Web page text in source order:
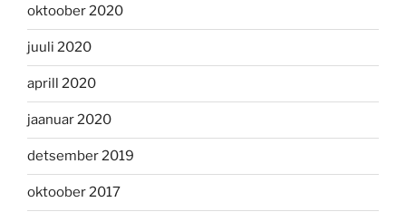
oktoober 2020
juuli 2020
aprill 2020
jaanuar 2020
detsember 2019
oktoober 2017